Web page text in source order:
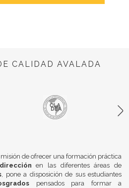
CALIDAD AVALADA
de ofrecer una formación práctica
en las diferentes áreas de
, pone a disposición de sus estudiantes
pensados para formar a